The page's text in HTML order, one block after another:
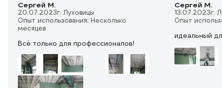
Сергей М.
20.07.2023г. Луховицы
Опыт использования: Несколько
месяцев
Всё только для профессионалов!
Сергей М.
13.07.2023г.
Опыт
идеальный